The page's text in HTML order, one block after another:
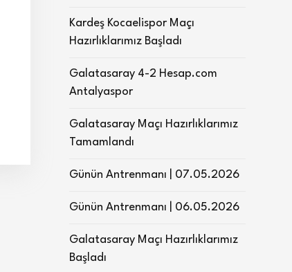
Kardeş Kocaelispor Maçı
Hazırlıklarımız Başladı
Galatasaray 4-2 Hesap.com
Antalyaspor
Galatasaray Maçı Hazırlıklarımız
Tamamlandı
Günün Antrenmanı | 07.05.2026
Günün Antrenmanı | 06.05.2026
Galatasaray Maçı Hazırlıklarımız
Başladı